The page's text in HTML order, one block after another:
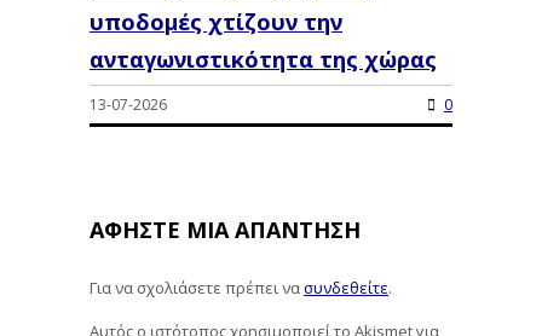
υποδομές χτίζουν την
ανταγωνιστικότητα της χώρας
13-07-2026 0
ΑΦΉΣΤΕ ΜΙΑ ΑΠΆΝΤΗΣΗ
Για να σχολιάσετε πρέπει νασυνδεθείτε.
Αυτός ο ιστότοπος χρησιμοποιεί το Akismet για